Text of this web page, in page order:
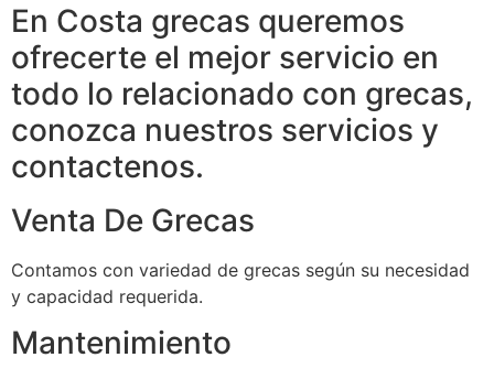
En Costa grecas queremos
ofrecerte el mejor servicio en
todo lo relacionado con grecas,
conozca nuestros servicios y
contactenos.
Venta De Grecas
Contamos con variedad de grecas según su necesidad
y capacidad requerida.
Mantenimiento